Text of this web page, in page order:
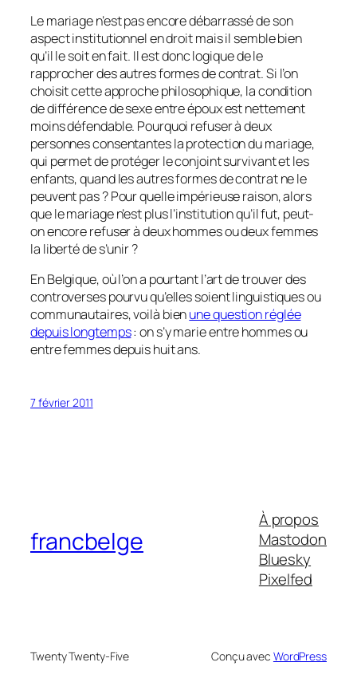
Le mariage n’est pas encore débarrassé de son
aspect institutionnel en droit mais il semble bien
qu’il le soit en fait. Il est donc logique de le
rapprocher des autres formes de contrat. Si l’on
choisit cette approche philosophique, la condition
de différence de sexe entre époux est nettement
moins défendable. Pourquoi refuser à deux
personnes consentantes la protection du mariage,
qui permet de protéger le conjoint survivant et les
enfants, quand les autres formes de contrat ne le
peuvent pas ? Pour quelle impérieuse raison, alors
que le mariage n’est plus l’institution qu’il fut, peut-
on encore refuser à deux hommes ou deux femmes
la liberté de s’unir ?
En Belgique, où l’on a pourtant l’art de trouver des
controverses pourvu qu’elles soient linguistiques ou
communautaires, voilà bienune question réglée
depuis longtemps: on s’y marie entre hommes ou
entre femmes depuis huit ans.
7 février 2011
francbelge
À propos
Mastodon
Bluesky
Pixelfed
Twenty Twenty-Five Conçu avec WordPress